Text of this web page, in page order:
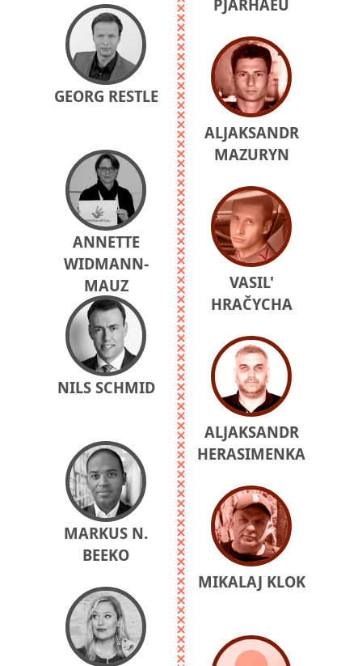
GEORG RESTLE
ANNETTE
WIDMANN-
MAUZ
NILS SCHMID
MARKUS N.
BEEKO
PJARHAEŬ
ALJAKSANDR
MAZURYN
VASIL'
HRAČYCHA
ALJAKSANDR
HERASIMENKA
MIKALAJ KLOK